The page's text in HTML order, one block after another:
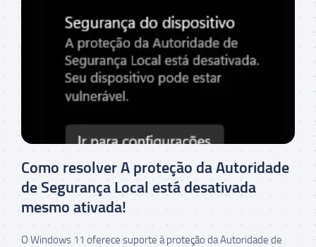
Como resolver A proteção da Autoridade
de Segurança Local está desativada
mesmo ativada!
O Windows 11 oferece suporte à proteção da Autoridade de